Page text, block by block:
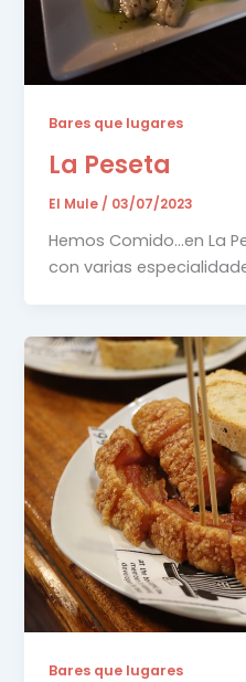
Bares que lugares
La Peseta
El Mule / 03/07/2023
Hemos Comido…en La
con varias
Bares que lugares